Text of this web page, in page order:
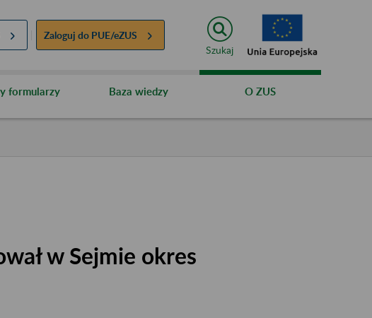
Zaloguj do PUE/eZUS
Szukaj
formularzy Baza wiedzy O ZUS
w Sejmie okres